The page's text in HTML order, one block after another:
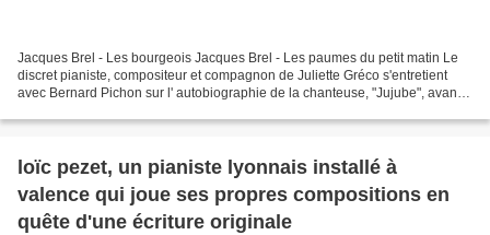
Jacques Brel - Les bourgeois Jacques Brel - Les paumes du petit matin Le
discret pianiste, compositeur et compagnon de Juliette Gréco s'entretient
avec Bernard Pichon sur l' autobiographie de la chanteuse, "Jujube", avant
loïc pezet, un pianiste lyonnais installé à
valence qui joue ses propres compositions en
quête d'une écriture originale